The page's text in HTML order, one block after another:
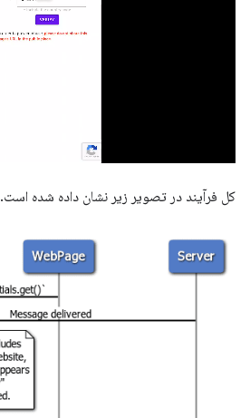
کل فرآیند در تصویر زیر نشان داده شده است.